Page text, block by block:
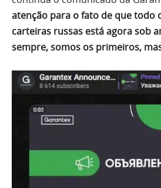
atenção para o fato de que todo
carteiras russas está agora sob
sempre, somos os primeiros,